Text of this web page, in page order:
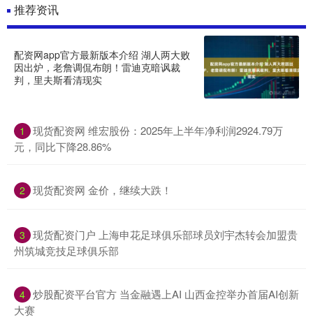
推荐资讯
配资网app官方最新版本介绍 湖人两大败
因出炉，老詹调侃布朗！雷迪克暗讽裁
判，里夫斯看清现实
1
现货配资网 维宏股份：2025年上半年净利润2924.79万
元，同比下降28.86%
2 现货配资网 金价，继续大跌！
3 现货配资门户 上海申花足球俱乐部球员刘宇杰转会加盟贵
州筑城竞技足球俱乐部
4 炒股配资平台官方 当金融遇上AI 山西金控举办首届AI创新
大赛